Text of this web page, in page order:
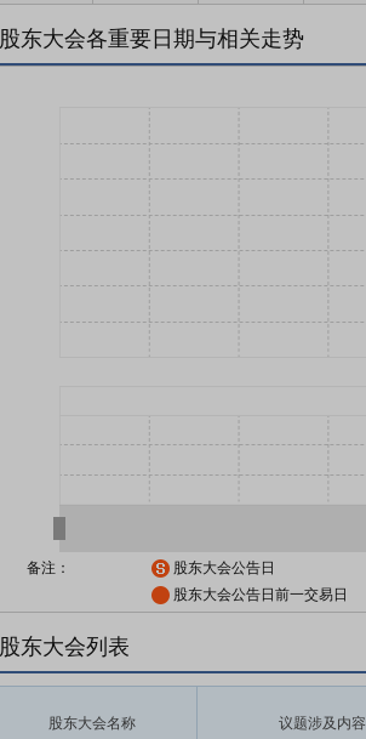
股东大会各重要日期与相关走势
备注：
股东大会公告日
股东大会公告日前一交易日
股东大会列表
股东大会名称 议题涉及内容